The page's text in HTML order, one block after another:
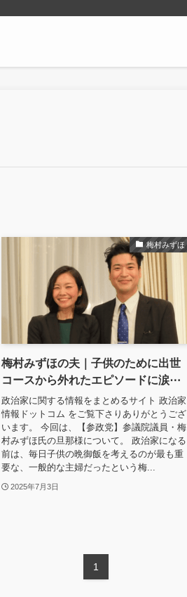
梅村みずほ
梅村みずほの夫｜子供のために出世
コースから外れたエピソードに涙⋯
政治家に関する情報をまとめるサイト 政治家
情報ドットコム をご覧下さりありがとうござ
います。 今回は、【参政党】参議院議員・梅
村みずほ氏の旦那様について。 政治家になる
前は、毎日子供の晩御飯を考えるのが最も重
要な、一般的な主婦だったという梅...
2025年7月3日
1